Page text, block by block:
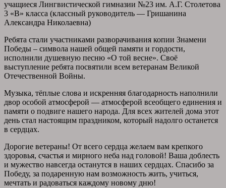
учащиеся Лингвистической гимназии №23 им. А.Г. Столетова
3 «В» класса (классный руководитель — Гришанина
Александра Николаевна)
Ребята стали участниками разворачивания копии Знамени
Победы – символа нашей общей памяти и гордости,
исполнили душевную песню «О той весне». Своё
выступление ребята посвятили всем ветеранам Великой
Отечественной Войны.
Музыка, тёплые слова и искренняя благодарность наполнили
двор особой атмосферой — атмосферой всеобщего единения и
памяти о подвиге нашего народа. Для всех жителей дома этот
день стал настоящим праздником, который надолго останется
в сердцах.
Дорогие ветераны! От всего сердца желаем вам крепкого
здоровья, счастья и мирного неба над головой! Ваша доблесть
и мужество навсегда останутся в наших сердцах. Спасибо за
Победу, за подаренную нам возможность жить, учиться,
мечтать и радоваться каждому новому дню!